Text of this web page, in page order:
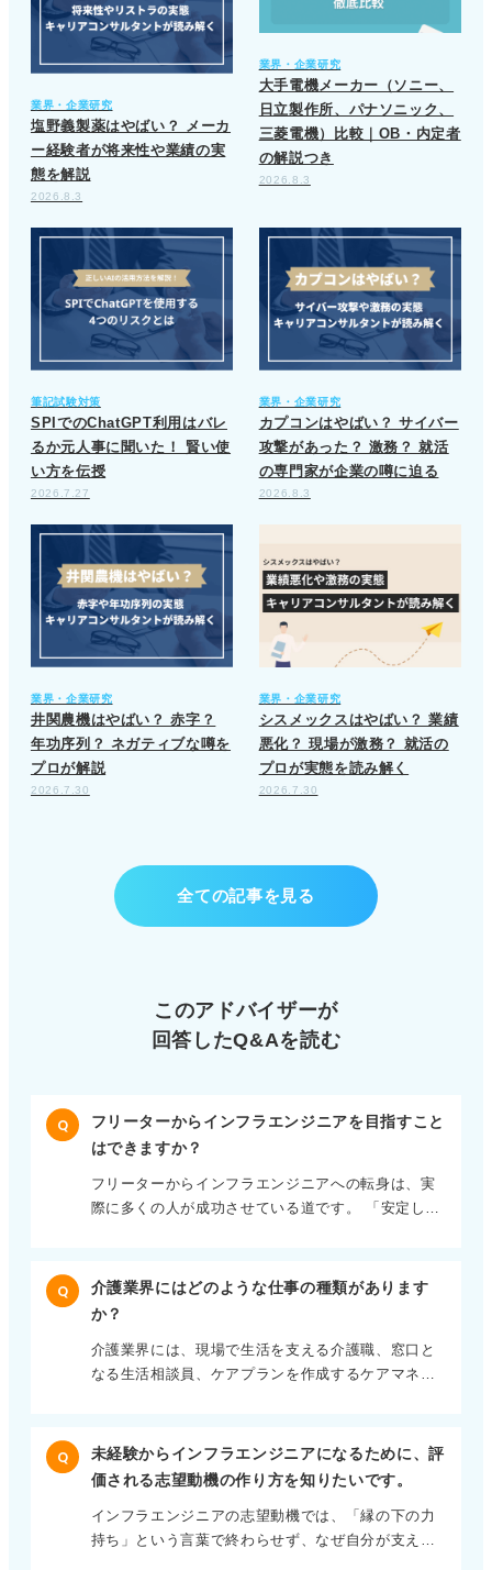
業界・企業研究
塩野義製薬はやばい？ メーカ
ー経験者が将来性や業績の実
態を解説
2026.8.3
業界・企業研究
大手電機メーカー（ソニー、
日立製作所、パナソニック、
三菱電機）比較｜OB・内定者
の解説つき
2026.8.3
筆記試験対策
SPIでのChatGPT利用はバレ
るか元人事に聞いた！ 賢い使
い方を伝授
2026.7.27
業界・企業研究
カプコンはやばい？ サイバー
攻撃があった？ 激務？ 就活
の専門家が企業の噂に迫る
2026.8.3
業界・企業研究
井関農機はやばい？ 赤字？
年功序列？ ネガティブな噂を
プロが解説
2026.7.30
業界・企業研究
シスメックスはやばい？ 業績
悪化？ 現場が激務？ 就活の
プロが実態を読み解く
2026.7.30
全ての記事を見る
このアドバイザーが
回答したQ&Aを読む
Q
フリーターからインフラエンジニアを目指すこと
はできますか？
フリーターからインフラエンジニアへの転身は、実
際に多くの人が成功させている道です。 「安定した
ょう。 飲食や販売のアルバイトで、シフトの穴を埋
めたり、ミスが許されない業務を完遂したりした経
確性や責任感、継続性に置き換えることができま
す。 学習姿勢のアピールも欠かせない！ また、未経
必ず勉強している」といった習慣や、エラーを自力
で解決した際の具体的なエピソードを添えましょ
けられる信頼感こそが評価の鍵です。 準備してきた
時間をどのように使い、どのような思考の型を身に
Q
介護業界にはどのような仕事の種類があります
か？
介護業界には、現場で生活を支える介護職、窓口と
なる生活相談員、ケアプランを作成するケアマネジ
所の特養から在宅復帰を目指す老健まで目的が異な
ります。 自身の性格や、どのような形で誰の人生に
寄り添いたいのかを基準に、最適な場所を見極める
ことが大切です。 どの職種でも現場への深い理解が
求められる どのようなキャリアパスを描くにして
Q
未経験からインフラエンジニアになるために、評
価される志望動機の作り方を知りたいです。
インフラエンジニアの志望動機では、「縁の下の力
持ち」という言葉で終わらせず、なぜ自分が支える